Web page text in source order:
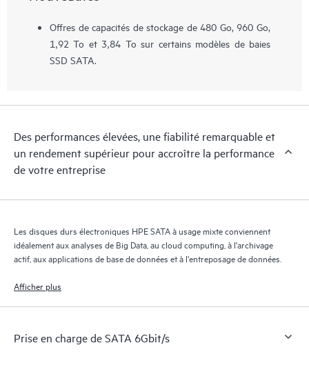
Offres de capacités de stockage de 480 Go, 960 Go,
1,92 To et 3,84 To sur certains modèles de baies
SSD SATA.
Des performances élevées, une fiabilité remarquable et
un rendement supérieur pour accroître la performance
de votre entreprise
Les disques durs électroniques HPE SATA à usage mixte conviennent
idéalement aux analyses de Big Data, au cloud computing, à l'archivage
actif, aux applications de base de données et à l'entreposage de données.
Afficher plus
Prise en charge de SATA 6Gbit/s